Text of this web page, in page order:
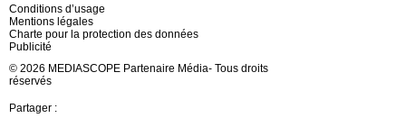
Conditions d’usage
Mentions légales
Charte pour la protection des données
Publicité
© 2026 MEDIASCOPE Partenaire Média- Tous droits
réservés
Partager :